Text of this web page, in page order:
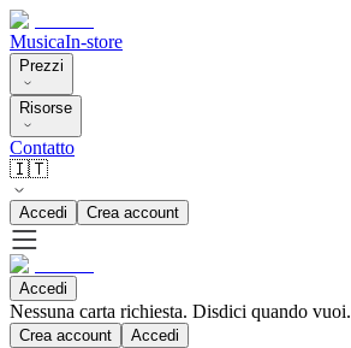
MusicaIn-store
Prezzi
Risorse
Contatto
🇮🇹
Accedi Crea account
Accedi
Nessuna carta richiesta. Disdici quando vuoi.
Crea account Accedi